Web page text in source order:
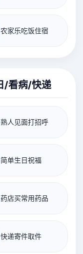
农家乐吃饭住宿
/看病/快递
熟人见面打招呼
简单生日祝福
药店买常用药品
快递寄件取件